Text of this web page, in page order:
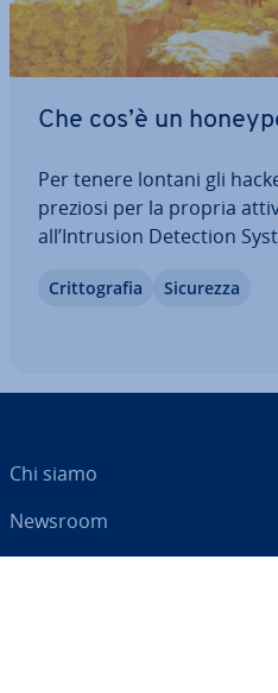
Che cos’è un
Per tenere lontani gli
preziosi per la propria
all’Intrusion Detection
giun­ge­re anche gli
Crit­to­gra­fia Sicurezza
Chi siamo
Newsroom